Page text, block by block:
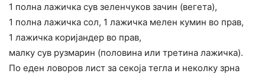
1 полна лажичка сув зеленчуков зачин (вегета),
1 полна лажичка сол, 1 лажичка мелен кумин во прав,
1 лажичка коријандер во прав,
малку сув рузмарин (половина или третина лажичка).
По еден ловоров лист за секоја тегла и неколку зрна